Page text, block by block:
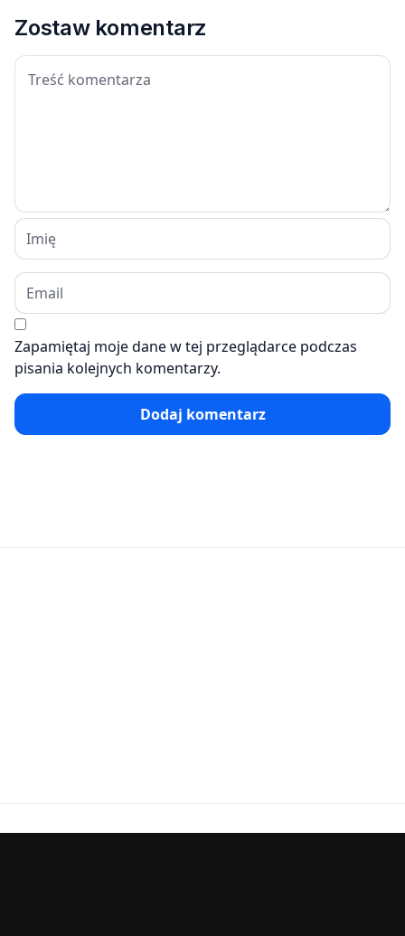
Zostaw komentarz
Zapamiętaj moje dane w tej przeglądarce podczas
pisania kolejnych komentarzy.
Dodaj komentarz